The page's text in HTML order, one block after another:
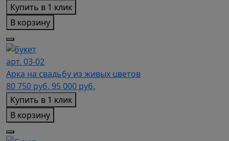
Купить в 1 клик
В корзину
арт. 03-02
Арка на свадьбу из живых цветов
80 750 руб. 95 000 руб.
Купить в 1 клик
В корзину